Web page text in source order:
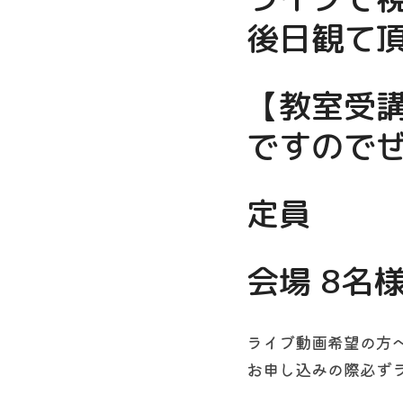
後日観て
【教室受
ですので
定員
会場 8名
ライブ動画希望の方
お申し込みの際必ず